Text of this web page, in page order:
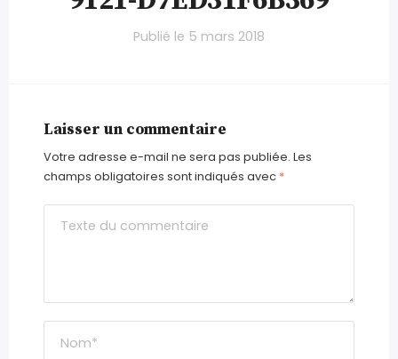
Publié le 5 mars 2018
Laisser un commentaire
Votre adresse e-mail ne sera pas publiée. Les
champs obligatoires sont indiqués avec *